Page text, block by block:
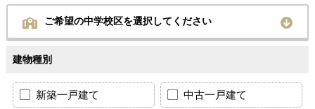
ご希望の中学校区を選択してください
建物種別
新築一戸建て 中古一戸建て